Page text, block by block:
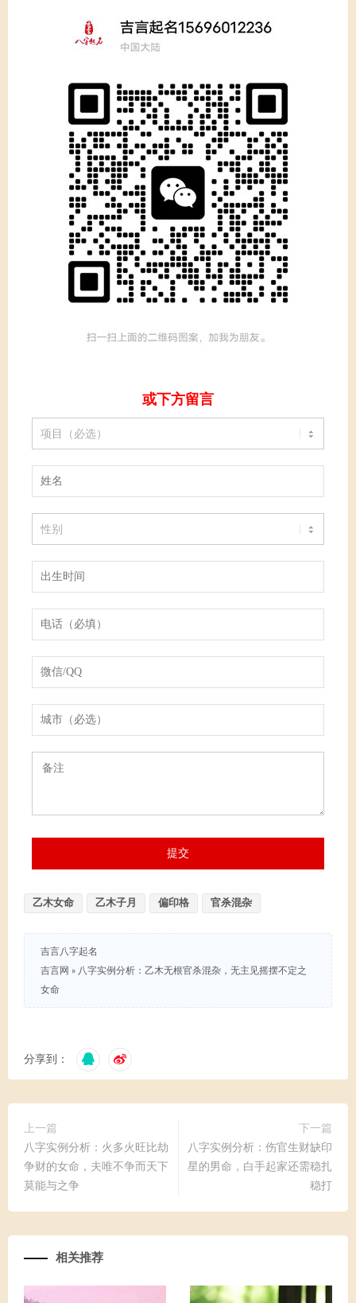
或下方留言
乙木女命 乙木子月 偏印格 官杀混杂
吉言八字起名
吉言网 » 八字实例分析：乙木无根官杀混杂，无主见摇摆不定之
女命
分享到：
上一篇
八字实例分析：火多火旺比劫
争财的女命，夫唯不争而天下
莫能与之争
下一篇
八字实例分析：伤官生财缺印
星的男命，白手起家还需稳扎
稳打
相关推荐